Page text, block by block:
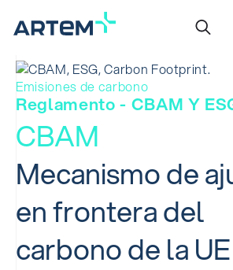
Emisiones de carbono
Reglamento - CBAM Y
CBAM
Mecanismo de
en frontera del
carbono de la UE